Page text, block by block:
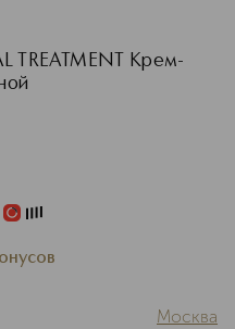
TREATMENT Крем-
Москва